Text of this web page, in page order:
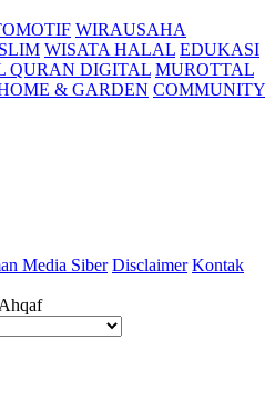
WIRAUSAHA
WISATA HALAL EDUKASI
QURAN DIGITAL MUROTTAL
& GARDEN COMMUNITY
Media Siber Disclaimer Kontak